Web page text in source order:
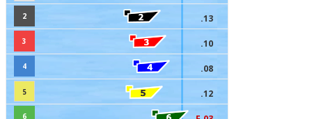
2 .13
3 .10
4 .08
5 .12
6